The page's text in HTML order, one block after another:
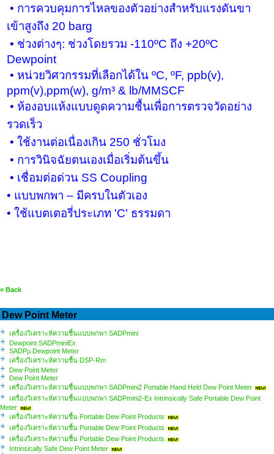
• การควบคุมการไหลของตัวอย่างสำหรับแรงดันขา
เข้าสูงถึง 20 barg
• ช่วงต่างๆ: ช่วงโดยรวม -110ºC ถึง +20ºC
Dewpoint
• หน่วยวิศวกรรมที่เลือกได้ในºC, ºF, ppb(v),
ppm(v),ppm(w), g/m³ & lb/MMSCF
• ห้องอบแห้งแบบดูดความชื้นเพื่อการตรวจวัดอย่าง
รวดเร็ว
• ใช้งานต่อเนื่องเกิน 250 ชั่วโมง
• การวินิจฉัยตนเองเมื่อเริ่มต้นขึ้น
• เชื่อมต่อด่วน SS Coupling
• แบบพกพา – มีครบในตัวเอง
• ใช้แบตเตอรี่ประเภท 'C' ธรรมดา
« Back
Dew Point Meter
เครื่องวิเคราะห์ความชื้นแบบพกพา SADPmini
Dewpoint SADPminiEx
SADPµ Dewpoint Meter
เครื่องวิเคราะห์ความชื้น DSP-Rm
Dew Point Meter
Dew Point Meter
เครื่องวิเคราะห์ความชื้นแบบพกพา SADPmini2 Portable Hand Held Dew Point Meter
เครื่องวิเคราะห์ความชื้นแบบพกพา SADPmini2-Ex Intrinsically Safe Portable Dew Point
Meter
เครื่องวิเคราะห์ความชื้น Portable Dew Point Products
เครื่องวิเคราะห์ความชื้น Portable Dew Point Products
เครื่องวิเคราะห์ความชื้น Portable Dew Point Products
Intrinsically Safe Dew Point Meter